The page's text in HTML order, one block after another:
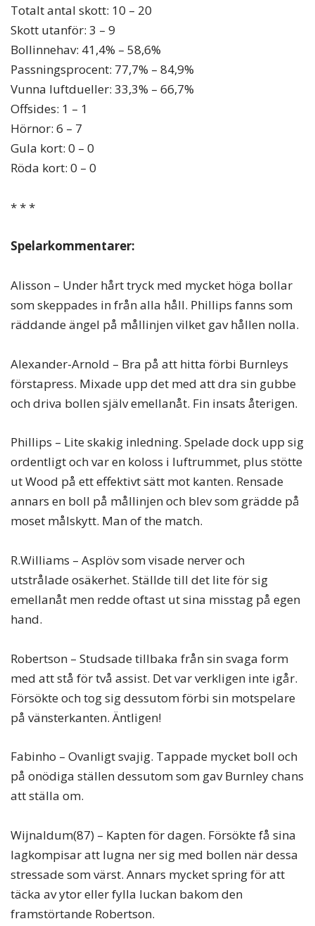
Totalt antal skott: 10 – 20
Skott utanför: 3 – 9
Bollinnehav: 41,4% – 58,6%
Passningsprocent: 77,7% – 84,9%
Vunna luftdueller: 33,3% – 66,7%
Offsides: 1 – 1
Hörnor: 6 – 7
Gula kort: 0 – 0
Röda kort: 0 – 0
* * *
Spelarkommentarer:
Alisson – Under hårt tryck med mycket höga bollar
som skeppades in från alla håll. Phillips fanns som
räddande ängel på mållinjen vilket gav hållen nolla.
Alexander-Arnold – Bra på att hitta förbi Burnleys
förstapress. Mixade upp det med att dra sin gubbe
och driva bollen själv emellanåt. Fin insats återigen.
Phillips – Lite skakig inledning. Spelade dock upp sig
ordentligt och var en koloss i luftrummet, plus stötte
ut Wood på ett effektivt sätt mot kanten. Rensade
annars en boll på mållinjen och blev som grädde på
moset målskytt. Man of the match.
R.Williams – Asplöv som visade nerver och
utstrålade osäkerhet. Ställde till det lite för sig
emellanåt men redde oftast ut sina misstag på egen
hand.
Robertson – Studsade tillbaka från sin svaga form
med att stå för två assist. Det var verkligen inte igår.
Försökte och tog sig dessutom förbi sin motspelare
på vänsterkanten. Äntligen!
Fabinho – Ovanligt svajig. Tappade mycket boll och
på onödiga ställen dessutom som gav Burnley chans
att ställa om.
Wijnaldum(87) – Kapten för dagen. Försökte få sina
lagkompisar att lugna ner sig med bollen när dessa
stressade som värst. Annars mycket spring för att
täcka av ytor eller fylla luckan bakom den
framstörtande Robertson.